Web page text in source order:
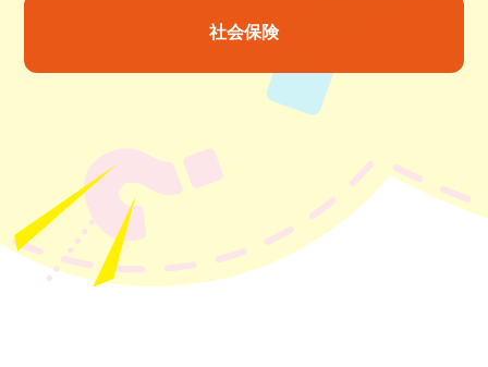
社会保険